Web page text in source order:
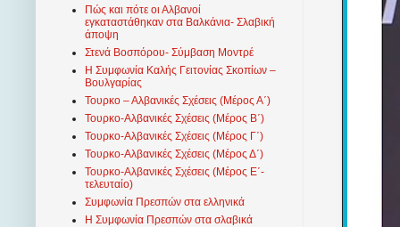
Πώς και πότε οι Αλβανοί
εγκαταστάθηκαν στα Βαλκάνια- Σλαβική
άποψη
Στενά Βοσπόρου- Σύμβαση Μοντρέ
Η Συμφωνία Καλής Γειτονίας Σκοπίων –
Βουλγαρίας
Τουρκο – Αλβανικές Σχέσεις (Mέρος Α΄)
Τουρκο-Αλβανικές Σχέσεις (Μέρος Β΄)
Τουρκο-Αλβανικές Σχέσεις (Μέρος Γ΄)
Τουρκο-Αλβανικές Σχέσεις (Μέρος Δ΄)
Τουρκο-Αλβανικές Σχέσεις (Μέρος Ε΄-
τελευταίο)
Συμφωνία Πρεσπών στα ελληνικά
Η Συμφωνία Πρεσπών στα σλαβικά